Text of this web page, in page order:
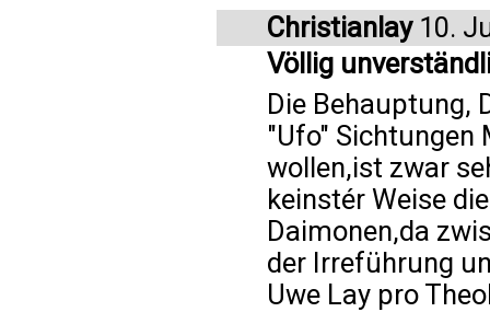
Christianlay10.
Völlig
Die Behauptung,
"Ufo" Sichtungen
wollen,ist zwar
keinstér Weise
Daimonen,da
der Irreführung
Uwe Lay pro